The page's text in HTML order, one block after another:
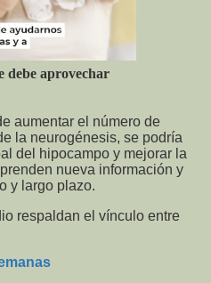
debe aprovechar
aumentar el número de
la neurogénesis, se podría
del hipocampo y mejorar la
nueva información y
y largo plazo.
respaldan el vínculo entre